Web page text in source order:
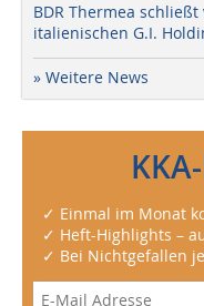
BDR Thermea
italienischen G.I.
» Weitere News
✓ Einmal im Monat
✓ Heft-Highlights –
✓ Bei Nichtgefallen